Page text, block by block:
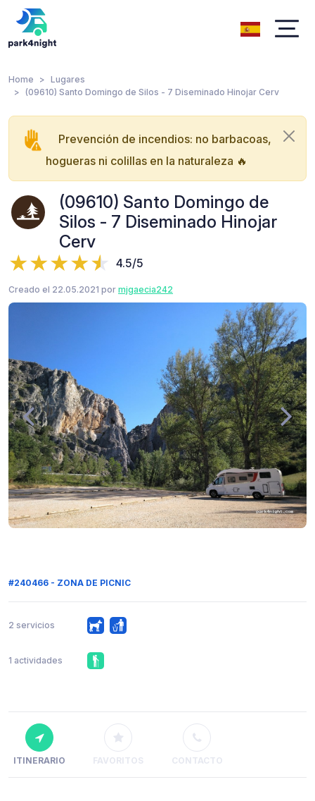
Home
Lugares
(09610) Santo Domingo de Silos - 7 Diseminado Hinojar Cerv
Prevención de incendios: no barbacoas,
hogueras ni colillas en la naturaleza 🔥
(09610) Santo Domingo de
Silos - 7 Diseminado Hinojar
Cerv
4.5/5
Creado el 22.05.2021 por mjgaecia242
#240466 - ZONA DE PICNIC
2 servicios
1 actividades
ITINERARIO FAVORITOS CONTACTO